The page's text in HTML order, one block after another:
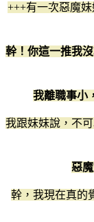
+++有一次惡魔
幹！你這一推我
我離職事小
我跟妹妹說，不
惡
幹，我現在真的